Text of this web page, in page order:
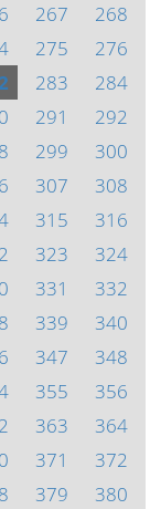
267
268
275
276
283
284
291
292
299
300
307
308
315
316
323
324
331
332
339
340
347
348
355
356
363
364
371
372
379 380